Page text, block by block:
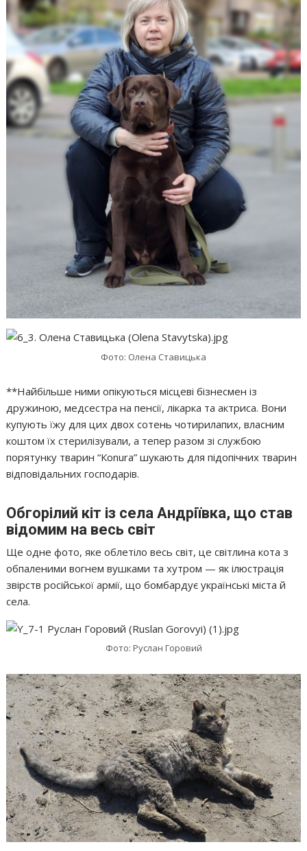
Фото: Олена Ставицька
**Найбільше ними опікуються місцеві бізнесмен із
дружиною, медсестра на пенсії, лікарка та актриса. Вони
купують їжу для цих двох сотень чотирилапих, власним
коштом їх стерилізували, а тепер разом зі службою
порятунку тварин “Кonura” шукають для підопічних тварин
відповідальних господарів.
Обгорілий кіт із села Андріївка, що став
відомим на весь світ
Ще одне фото, яке облетіло весь світ, це світлина кота з
обпаленими вогнем вушками та хутром — як ілюстрація
звірств російської армії, що бомбардує українські міста й
села.
Фото: Руслан Горовий